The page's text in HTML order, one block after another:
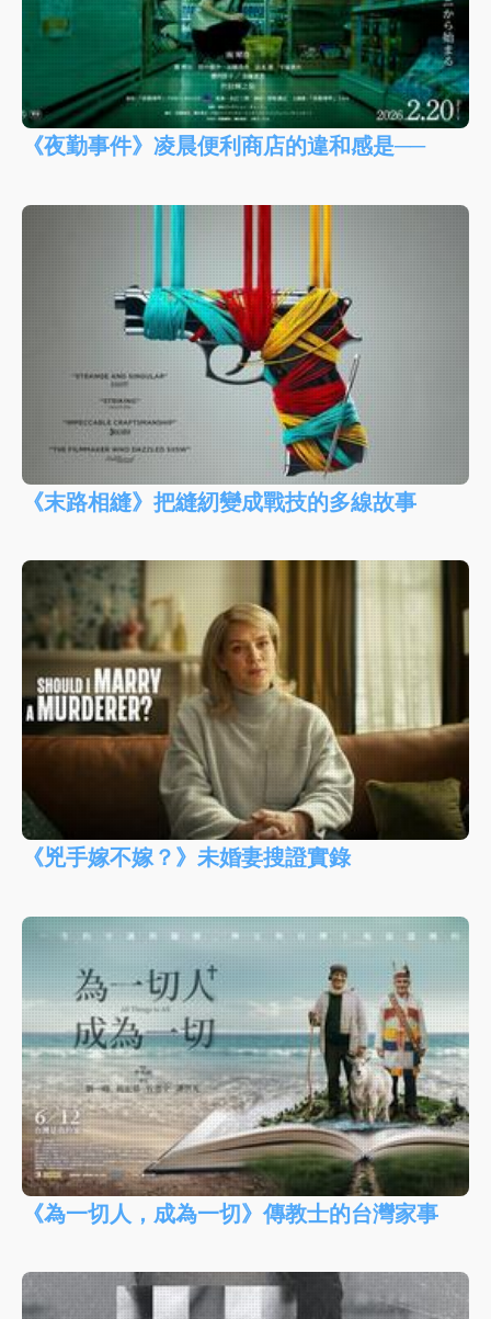
《夜勤事件》凌晨便利商店的違和感是──
《末路相縫》把縫紉變成戰技的多線故事
《兇手嫁不嫁？》未婚妻搜證實錄
《為一切人，成為一切》傳教士的台灣家事